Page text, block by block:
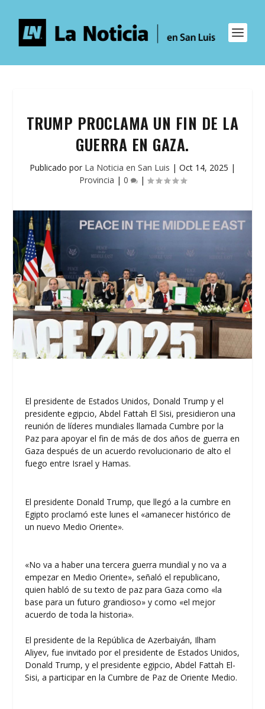
TRUMP PROCLAMA UN FIN DE LA
GUERRA EN GAZA.
Publicado por La Noticia en San Luis | Oct 14, 2025 |
Provincia | 0 |
El presidente de Estados Unidos, Donald Trump y el
presidente egipcio, Abdel Fattah El Sisi, presidieron una
reunión de líderes mundiales llamada Cumbre por la
Paz para apoyar el fin de más de dos años de guerra en
Gaza después de un acuerdo revolucionario de alto el
fuego entre Israel y Hamas.
El presidente Donald Trump, que llegó a la cumbre en
Egipto proclamó este lunes el «amanecer histórico de
un nuevo Medio Oriente».
«No va a haber una tercera guerra mundial y no va a
empezar en Medio Oriente», señaló el republicano,
quien habló de su texto de paz para Gaza como «la
base para un futuro grandioso» y como «el mejor
acuerdo de toda la historia».
El presidente de la República de Azerbaiyán, Ilham
Aliyev, fue invitado por el presidente de Estados Unidos,
Donald Trump, y el presidente egipcio, Abdel Fattah El-
Sisi, a participar en la Cumbre de Paz de Oriente Medio.